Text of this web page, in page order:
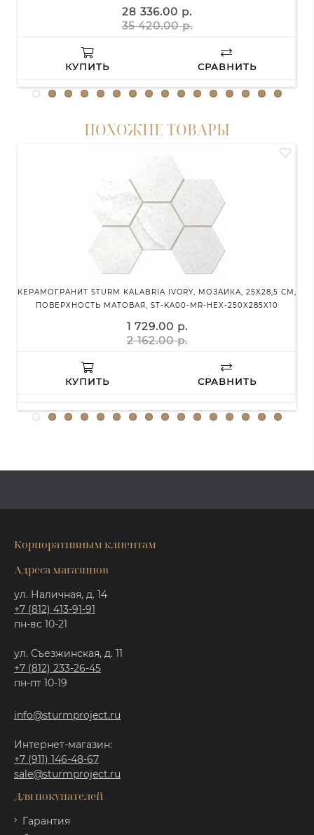
28 336.00 р.
35 420.00 р.
КУПИТЬ СРАВНИТЬ
ПОХОЖИЕ ТОВАРЫ
КЕРАМОГРАНИТ STURM KALABRIA IVORY, МОЗАИКА, 25X28,5 СМ,
ПОВЕРХНОСТЬ МАТОВАЯ, ST-KA00-MR-HEX-250X285X10
1 729.00 р.
2 162.00 р.
КУПИТЬ СРАВНИТЬ
Корпоративным клиентам
Адреса магазинов
ул. Наличная, д. 14
+7 (812) 413-91-91
пн-вс 10-21
ул. Съезжинская, д. 11
+7 (812) 233-26-45
пн-пт 10-19
info@sturmproject.ru
Интернет-магазин:
+7 (911) 146-48-67
sale@sturmproject.ru
Для покупателей
Гарантия